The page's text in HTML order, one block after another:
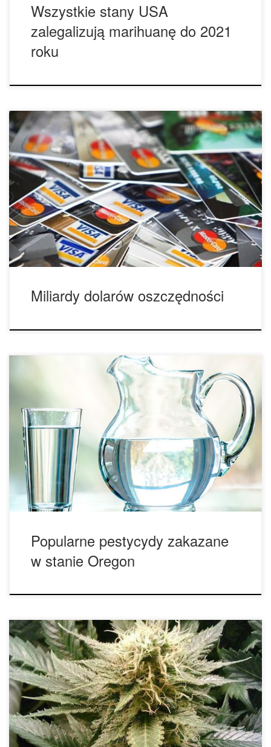
Wszystkie stany USA
zalegalizują marihuanę do 2021
roku
Nie ma wątpliwości, że marihuana jest narkotykiem, ale
klasyfikowanie jej wśród najbardziej niebezpiecznych
substancji jest po prostu bluźnierstwem. Tak właśnie zrobił
rząd Stanów Zjednoczonych z marihuaną. Jest ona częścią
Controlled Substances Act (Ustawa o Substancjach
Kontrolowanych). Według rządu Stanów Zjednoczonych,
marihuana jest równie szkodliwym narkotykiem jak heroina.
Najwyraźniej rząd nie […]
Miliardy dolarów oszczędności
Obecnie nie uprawiam marihuany, ale robiłem to przez wiele
lat. Zawsze mówię ludziom, że istnieją trzy plagi, które
powinny być rozpatrywane szybko i całkowicie podczas
uprawy marihuany – szkodniki, ciepło i pleśń. Istnieje wiele
wojen, które toczyć będziesz podczas uprawy marihuany,
ale te trzy są najtrudniejsze do zwyciężenia. Szkodniki w
[…]
Popularne pestycydy zakazane
w stanie Oregon
Przeważająca większość osób dorosłych w Stanach
Zjednoczonych popiera legalizację medycznej marihuany,
oraz legalizację rekreacyjnej marihuany; zgodnie z nowymi
danymi z Harris Poll (założone w 1962 roku Harris Poll jest
jednym z najdłuższych badań pomiarowych opinii publicznej
w Stanach Zjednoczonych). Według badania, 82%
amerykańskich dorosłych popiera legalizację medycznej
marihuany; jest to […]